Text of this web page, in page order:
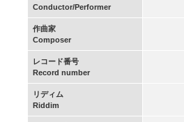
Conductor/Performer
作曲家
Composer
レコード番号
Record number
リディム
Riddim